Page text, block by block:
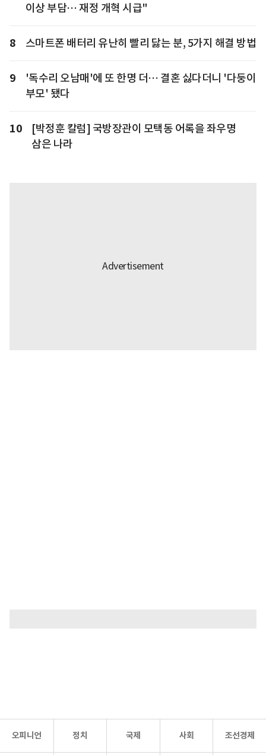
이상 부담… 재정 개혁 시급"
8 스마트폰 배터리 유난히 빨리 닳는 분, 5가지 해결 방법
9
'독수리 오남매'에 또 한명 더… 결혼 싫다더니 '다둥이
부모' 됐다
10
[박정훈 칼럼] 국방장관이 모택동 어록을 좌우명
삼은 나라
오피니언 정치 국제 사회 조선경제